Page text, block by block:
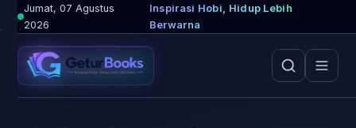
Lewati
ke
konten
Jumat, 07 Agustus
2026
Inspirasi Hobi, Hidup Lebih
Berwarna